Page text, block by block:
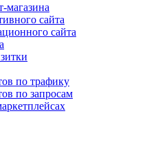
магазина
сайта
сайта
по трафику
по запросам